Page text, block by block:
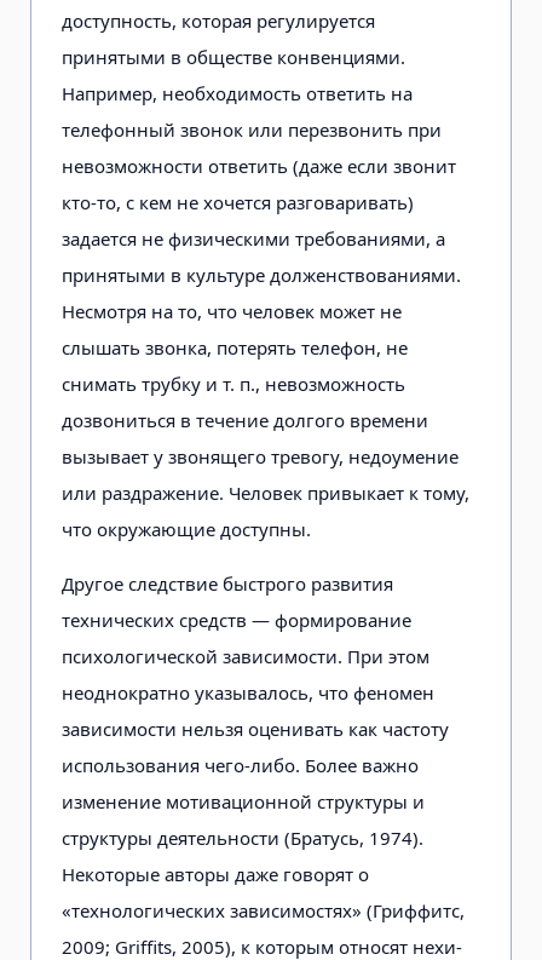
доступность, которая регулируется
принятыми в обществе конвенциями.
Например, необходимость ответить на
телефонный звонок или перезвонить при
невозможности ответить (даже если звонит
кто-то, с кем не хочется разговаривать)
задается не физически­ми требованиями, а
принятыми в куль­туре долженствованиями.
Несмотря на то, что человек может не
слышать звон­ка, потерять телефон, не
снимать труб­ку и т. п., невозможность
дозвониться в течение долгого времени
вызывает у звонящего тревогу, недоумение
или раздражение. Человек привыкает к тому,
что окружающие доступны.
Другое следствие быстрого разви­тия
технических средств — формирова­ние
психологической зависимости. При этом
неоднократно указывалось, что феномен
зависимости нельзя оце­нивать как частоту
использования чего-либо. Более важно
изменение мотива­ционной структуры и
структуры дея­тельности (Братусь, 1974).
Некоторые авторы даже говорят о
«технологичес­ких зависимостях» (Гриффитс,
2009; Griffits, 2005), к которым относят нехи­